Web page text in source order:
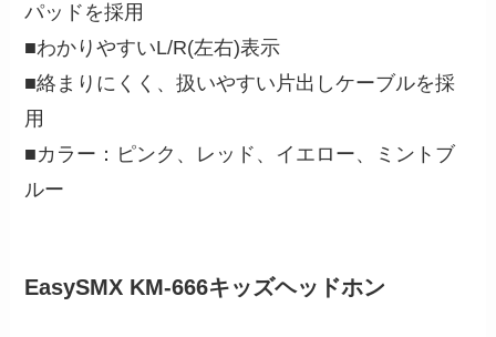
パッドを採用
■わかりやすいL/R(左右)表示
■絡まりにくく、扱いやすい片出しケーブルを採
用
■カラー：ピンク、レッド、イエロー、ミントブ
ルー
EasySMX KM-666キッズヘッドホン